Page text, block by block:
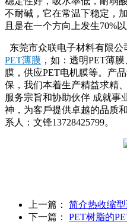
不耐碱，它在常温下稳定，
且是在一个方向上发生70%
东莞市众联电子材料有限
PET薄膜 ，如：透明PET薄
膜，供应PET电机膜等。产
保，我们本着生产精益求精
服务宗旨和协助伙伴 成就事
神，为客戶提供卓越的品质
系人：文锋13728425799。
上一篇： 简介热收缩
下一篇： PET树脂的